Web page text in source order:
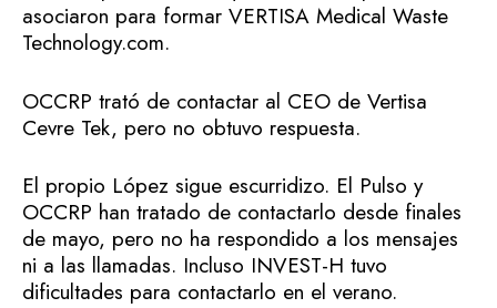
asociaron para formar VERTISA Medical Waste
Technology.com.
OCCRP trató de contactar al CEO de Vertisa
Cevre Tek, pero no obtuvo respuesta.
El propio López sigue escurridizo. El Pulso y
OCCRP han tratado de contactarlo desde finales
de mayo, pero no ha respondido a los mensajes
ni a las llamadas. Incluso INVEST-H tuvo
dificultades para contactarlo en el verano.